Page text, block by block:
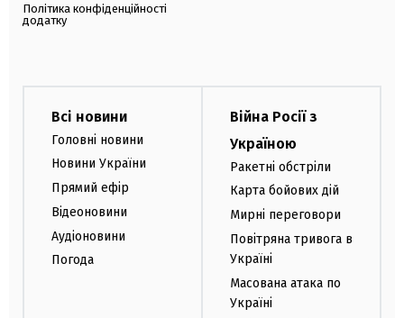
Політика конфіденційності
додатку
Всі новини
Головні новини
Новини України
Прямий ефір
Відеоновини
Аудіоновини
Погода
Війна Росії з
Україною
Ракетні обстріли
Карта бойових дій
Мирні переговори
Повітряна тривога в
Україні
Масована атака по
Україні